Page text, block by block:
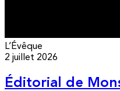
L’Évêque
2 juillet 2026
Éditorial de